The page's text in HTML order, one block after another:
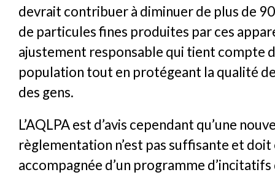
devrait contribuer à diminuer de plus de
de particules fines produites par ces
ajustement responsable qui tient compte
population tout en protégeant la qualité de
des gens.
L’AQLPA est d’avis cependant qu’une
règlementation n’est pas suffisante et
accompagnée d’un programme